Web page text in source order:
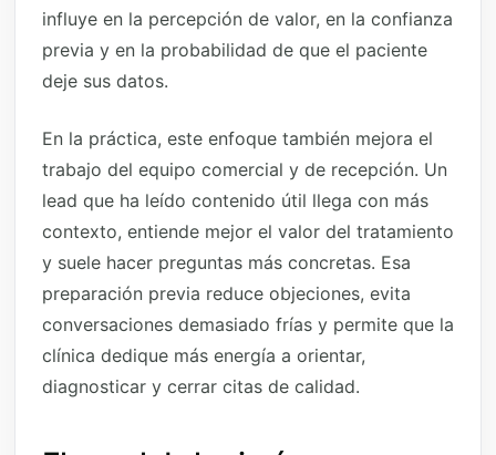
influye en la percepción de valor, en la confianza
previa y en la probabilidad de que el paciente
deje sus datos.
En la práctica, este enfoque también mejora el
trabajo del equipo comercial y de recepción. Un
lead que ha leído contenido útil llega con más
contexto, entiende mejor el valor del tratamiento
y suele hacer preguntas más concretas. Esa
preparación previa reduce objeciones, evita
conversaciones demasiado frías y permite que la
clínica dedique más energía a orientar,
diagnosticar y cerrar citas de calidad.